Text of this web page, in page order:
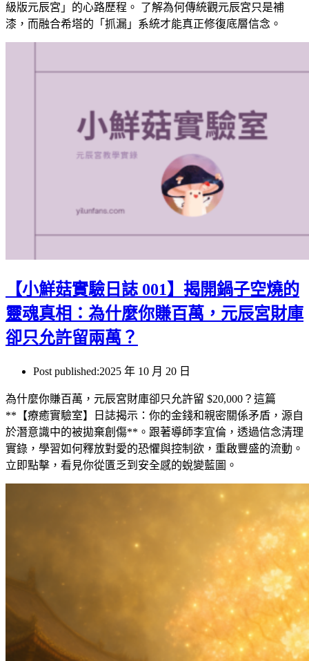
級版元辰宮」的心路歷程。 了解為何傳統觀元辰宮只是補
漆，而融合希塔的「抓漏」系統才能真正修復底層信念。
【小鮮菇實驗日誌 001】揭開鍋子空燒的
靈魂真相：為什麼你賺百萬，元辰宮財庫
卻只允許留兩萬？
Post published:2025 年 10 月 20 日
為什麼你賺百萬，元辰宮財庫卻只允許留 $20,000？這篇
**【療癒實驗室】日誌揭示：你的金錢和親密關係矛盾，源自
於潛意識中的被拋棄創傷**。跟著導師李宜倫，透過信念清理
實錄，學習如何釋放對愛的恐懼與控制欲，重啟豐盛的流動。
立即點擊，看見你從匱乏到安全感的蛻變藍圖。